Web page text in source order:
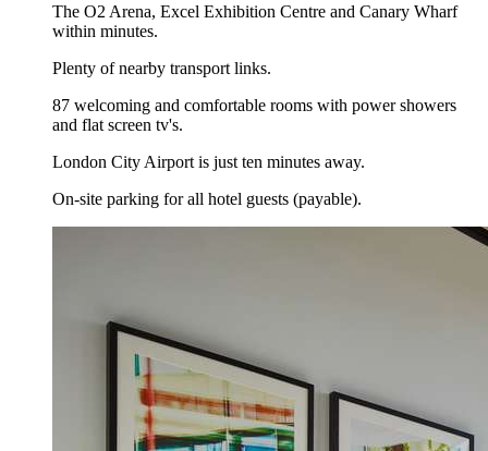
The O2 Arena, Excel Exhibition Centre and Canary Wharf
within minutes.
Plenty of nearby transport links.
87 welcoming and comfortable rooms with power showers
and flat screen tv's.
London City Airport is just ten minutes away.
On-site parking for all hotel guests (payable).